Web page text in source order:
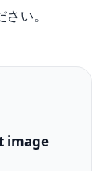
い。
image